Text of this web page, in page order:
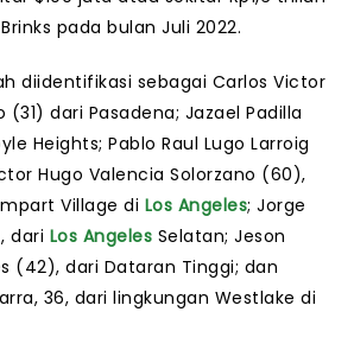
pada bulan Juli 2022.
diidentifikasi sebagai Carlos Victor
dari Pasadena; Jazael Padilla
Heights; Pablo Raul Lugo Larroig
Hugo Valencia Solorzano (60),
Village di Los Angeles; Jorge
dari Los Angeles Selatan; Jeson
(42), dari Dataran Tinggi; dan
36, dari lingkungan Westlake di